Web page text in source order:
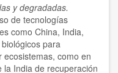
y degradadas.
de tecnologías
como China, India,
para
como en
la India de recuperación